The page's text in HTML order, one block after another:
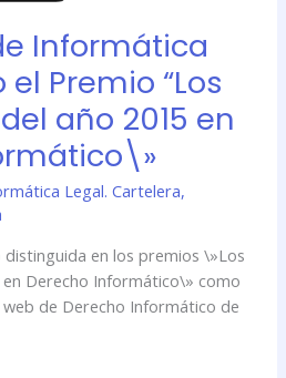
Informática
Premio “Los
año 2015 en
Legal. Cartelera,
en los premios \»Los
Derecho Informático\» como
de Derecho Informático de